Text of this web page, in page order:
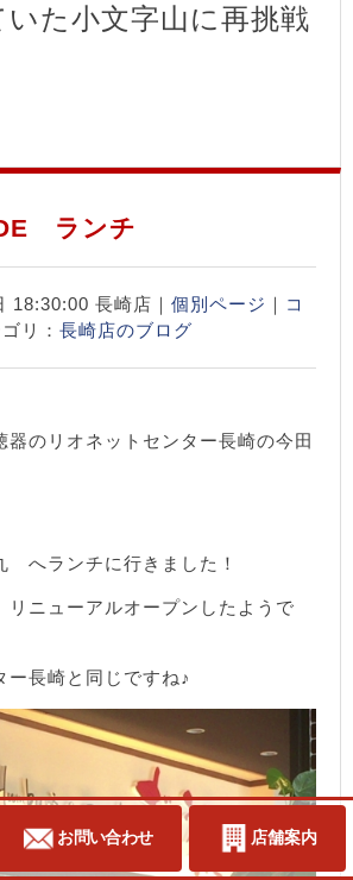
お問い合わせ 店舗案内
いた小文字山に再挑戦
ランチ
18:30:00 長崎店｜ 個別ページ ｜ コ
リ： 長崎店のブログ
器のリオネットセンター長崎の今田
へランチに行きました！
リニューアルオープンしたようで
ー長崎と同じですね♪